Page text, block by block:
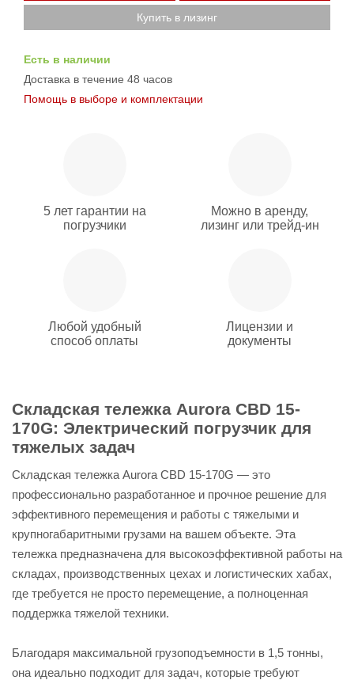
Купить в лизинг
Есть в наличии
Доставка в течение 48 часов
Помощь в выборе и комплектации
5 лет гарантии на
погрузчики
Можно в аренду,
лизинг или трейд-ин
Любой удобный
способ оплаты
Лицензии и
документы
Складская тележка Aurora CBD 15-
170G: Электрический погрузчик для
тяжелых задач
Складская тележка Aurora CBD 15-170G — это
профессионально разработанное и прочное решение для
эффективного перемещения и работы с тяжелыми и
крупногабаритными грузами на вашем объекте. Эта
тележка предназначена для высокоэффективной работы на
складах, производственных цехах и логистических хабах,
где требуется не просто перемещение, а полноценная
поддержка тяжелой техники.
Благодаря максимальной грузоподъемности в 1,5 тонны,
она идеально подходит для задач, которые требуют